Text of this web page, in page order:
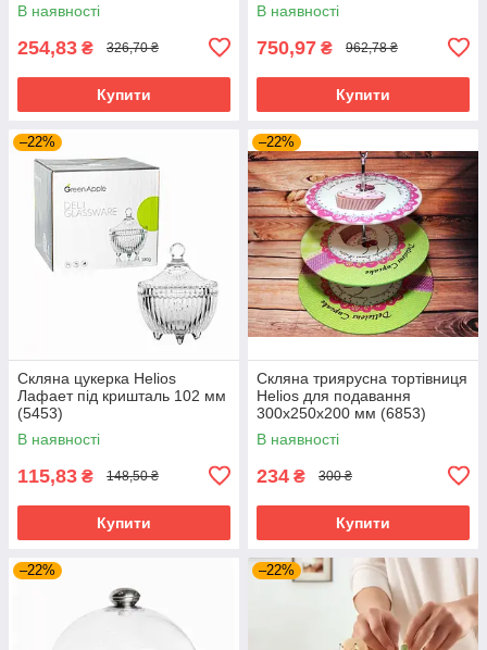
В наявності
254,83 ₴ 326,70 ₴
Купити
В наявності
750,97 ₴ 962,78 ₴
Купити
–22%
Скляна цукерка Helios
Лафает під кришталь 102 мм
(5453)
В наявності
115,83 ₴ 148,50 ₴
Купити
–22%
Скляна триярусна тортівниця
Helios для подавання
300х250х200 мм (6853)
В наявності
234 ₴ 300 ₴
Купити
–22% –22%